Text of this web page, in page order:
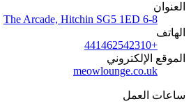
العنوان
6-8 The Arcade, Hitchin SG5 1ED
الهاتف
+441462542310
الموقع الإلكتروني
meowlounge.co.uk
ساعات العمل